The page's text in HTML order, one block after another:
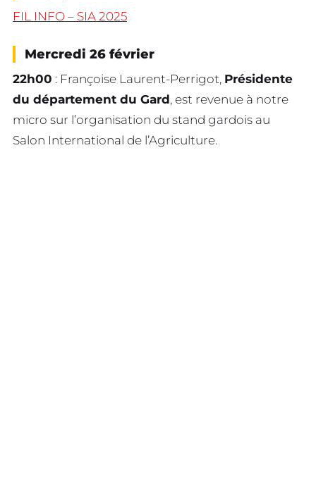
FIL INFO – SIA 2025
Mercredi 26 février
22h00 : Françoise Laurent-Perrigot, Présidente
du département du Gard, est revenue à notre
micro sur l’organisation du stand gardois au
Salon International de l’Agriculture.